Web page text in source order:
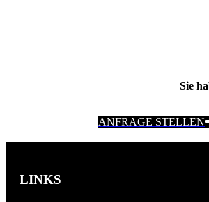
Sie
ANFRAGE STELLEN
LINKS